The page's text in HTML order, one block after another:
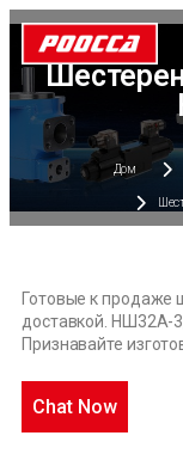
Дом
Готовые к продаже
доставкой.
Признавайте
Chat Now